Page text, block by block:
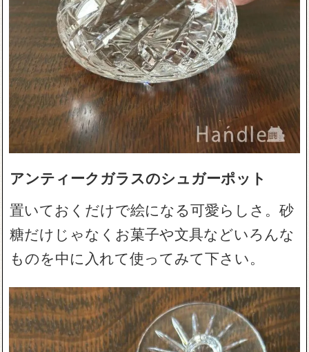
アンティークガラスのシュガーポット
置いておくだけで絵になる可愛らしさ。砂
糖だけじゃなくお菓子や文具などいろんな
ものを中に入れて使ってみて下さい。